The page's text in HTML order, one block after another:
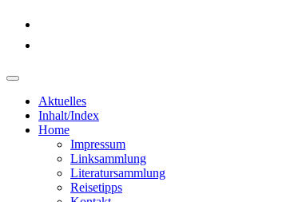
Aktuelles
Inhalt/Index
Home
Impressum
Linksammlung
Literatursammlung
Reisetipps